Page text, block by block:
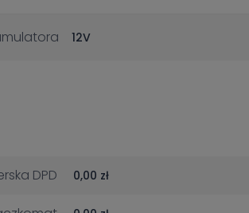
12V
DPD 0,00 zł